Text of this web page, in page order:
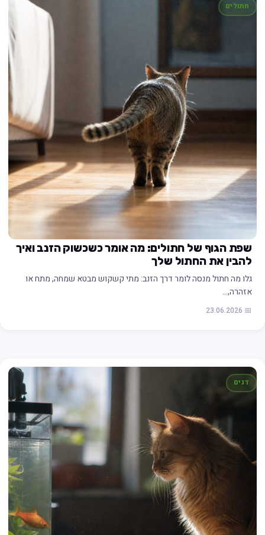
חתולים
שפת הגוף של חתולים: מה אומר כשכשוק הזנב ואיך
להבין את החתול שלך
גלו מה חתול מנסה לומר דרך הזנב: מתי קשקוש מבטא שמחה, מתח או
אזהרה,…
📅 23.06.2026
דגים